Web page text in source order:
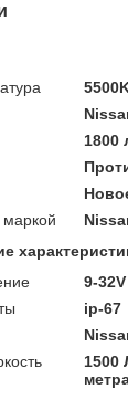
1800
9-32V
ip-67
1500